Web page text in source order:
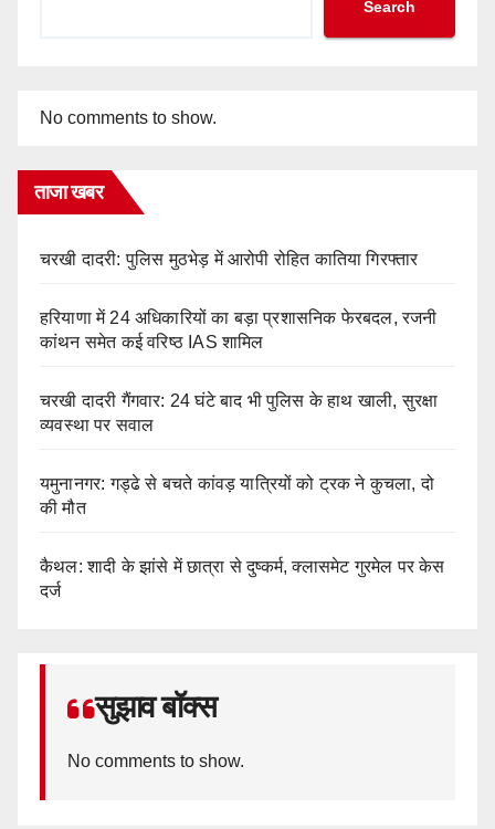
Search
No comments to show.
ताजा खबर
चरखी दादरी: पुलिस मुठभेड़ में आरोपी रोहित कातिया गिरफ्तार
हरियाणा में 24 अधिकारियों का बड़ा प्रशासनिक फेरबदल, रजनी
कांथन समेत कई वरिष्ठ IAS शामिल
चरखी दादरी गैंगवार: 24 घंटे बाद भी पुलिस के हाथ खाली, सुरक्षा
व्यवस्था पर सवाल
यमुनानगर: गड्ढे से बचते कांवड़ यात्रियों को ट्रक ने कुचला, दो
की मौत
कैथल: शादी के झांसे में छात्रा से दुष्कर्म, क्लासमेट गुरमेल पर केस
दर्ज
सुझाव बॉक्स
No comments to show.